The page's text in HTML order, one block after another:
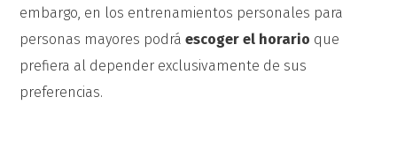
embargo, en los entrenamientos personales para
personas mayores podráescoger el horario que
prefiera al depender exclusivamente de sus
preferencias.